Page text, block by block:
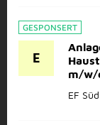
GESPONSERT
E
m/w/
EF Süd